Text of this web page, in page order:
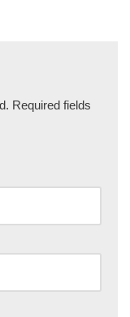
Required fields